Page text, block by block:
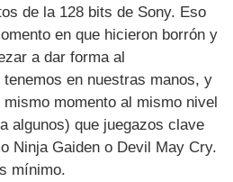
de la 128 bits de Sony. Eso
en que hicieron borrón y
a dar forma al
en nuestras manos, y
momento al mismo nivel
algunos) que juegazos clave
Ninja Gaiden o Devil May Cry.
mínimo.